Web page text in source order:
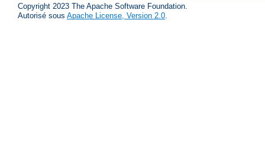
Copyright 2023 The Apache Software Foundation.
Autorisé sous Apache License, Version 2.0